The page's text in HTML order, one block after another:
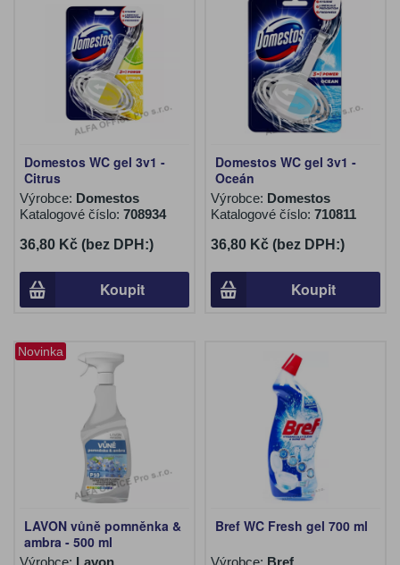
Domestos WC gel 3v1 -
Citrus
Výrobce: Domestos
Katalogové číslo: 708934
36,80 Kč (bez DPH:)
Koupit
Domestos WC gel 3v1 -
Oceán
Výrobce: Domestos
Katalogové číslo: 710811
36,80 Kč (bez DPH:)
Koupit
Novinka
LAVON vůně pomněnka &
ambra - 500 ml
Výrobce: Lavon
Bref WC Fresh gel 700 ml
Výrobce: Bref